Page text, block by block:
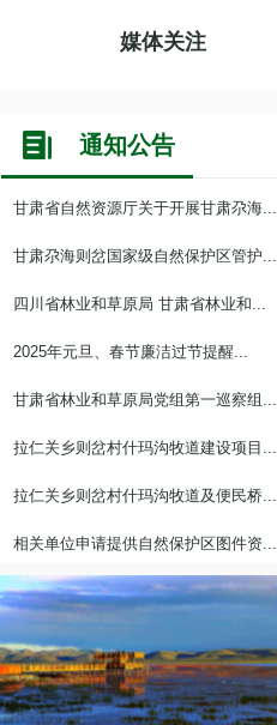
媒体关注
通知公告
甘肃省自然资源厅关于开展甘肃尕海...
甘肃尕海则岔国家级自然保护区管护...
四川省林业和草原局 甘肃省林业和...
2025年元旦、春节廉洁过节提醒...
甘肃省林业和草原局党组第一巡察组...
拉仁关乡则岔村什玛沟牧道建设项目...
拉仁关乡则岔村什玛沟牧道及便民桥...
相关单位申请提供自然保护区图件资...